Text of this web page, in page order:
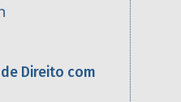
Direito com